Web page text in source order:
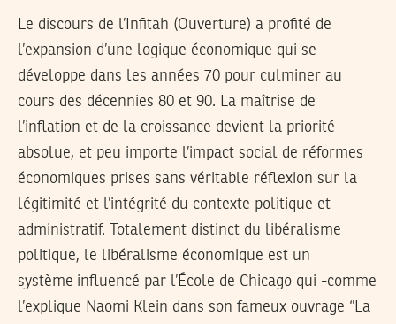
Le discours de l’Infitah (Ouverture) a profité de
l’expansion d’une logique économique qui se
développe dans les années 70 pour culminer au
cours des décennies 80 et 90. La maîtrise de
l’inflation et de la croissance devient la priorité
absolue, et peu importe l’impact social de réformes
économiques prises sans véritable réflexion sur la
légitimité et l’intégrité du contexte politique et
administratif. Totalement distinct du libéralisme
politique, le libéralisme économique est un
système influencé par l’École de Chicago qui -comme
l’explique Naomi Klein dans son fameux ouvrage ‘’La